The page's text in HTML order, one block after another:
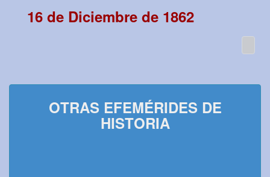
16 de Diciembre de 1862
OTRAS EFEMÉRIDES DE
HISTORIA